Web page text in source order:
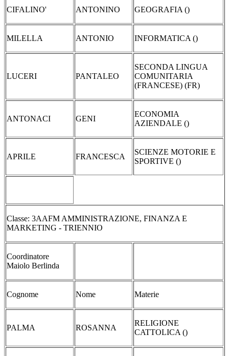
CIFALINO' ANTONINO GEOGRAFIA ()
MILELLA ANTONIO INFORMATICA ()
LUCERI PANTALEO
SECONDA LINGUA
COMUNITARIA
(FRANCESE) (FR)
ANTONACI GENI
ECONOMIA
AZIENDALE ()
APRILE FRANCESCA
SCIENZE MOTORIE E
SPORTIVE ()
Classe: 3AAFM AMMINISTRAZIONE, FINANZA E
MARKETING - TRIENNIO
Coordinatore
Maiolo Berlinda
Cognome Nome Materie
PALMA ROSANNA
RELIGIONE
CATTOLICA ()